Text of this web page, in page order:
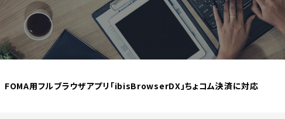
FOMA用フルブラウザアプリ「ibisBrowserDX」ちょコム決済に対応